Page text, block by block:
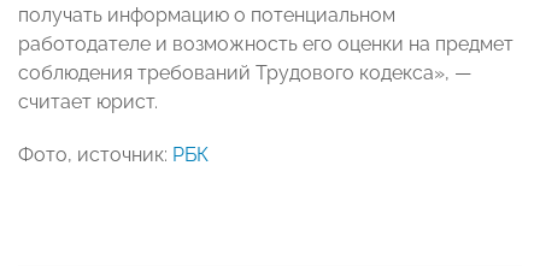
получать информацию о потенциальном
работодателе и возможность его оценки на предмет
соблюдения требований Трудового кодекса», —
считает юрист.
Фото, источник: РБК